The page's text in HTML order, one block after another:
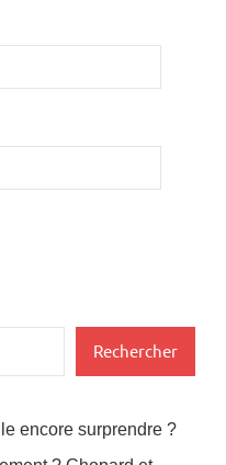
Rechercher
encore surprendre ?